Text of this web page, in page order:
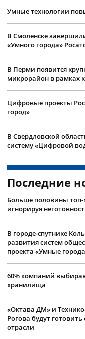
Умные технологии
В Смоленске
«Умного города»
В Перми появится
микрорайон в рамках
Цифровые проекты
город»
В Свердловской
систему «Цифровой
Последние
Больше половины топ-
игнорируя
В городе-спутнике
развития систем
проекта «Умные
60% компаний
хранилища
«Октава ДМ» и
Рогова будут
отрасли